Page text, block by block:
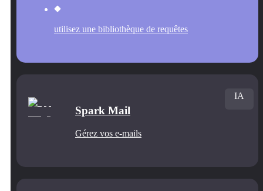
utilisez une bibliothèque de requêtes
Spark Mail
Gérez vos e-mails
IA